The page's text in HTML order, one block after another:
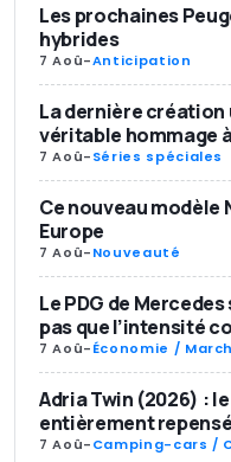
Les prochaines
hybrides
7 Aoû-Anticipation
La dernière création
véritable hommage
7 Aoû-Séries spéciales
Ce nouveau modèle
Europe
7 Aoû-Nouveauté
Le PDG de
pas que l’intensité
7 Aoû-Économie /
Adria Twin (2026) :
entièrement repensé
7 Aoû-Camping-cars /